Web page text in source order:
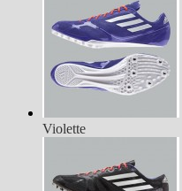
Violette